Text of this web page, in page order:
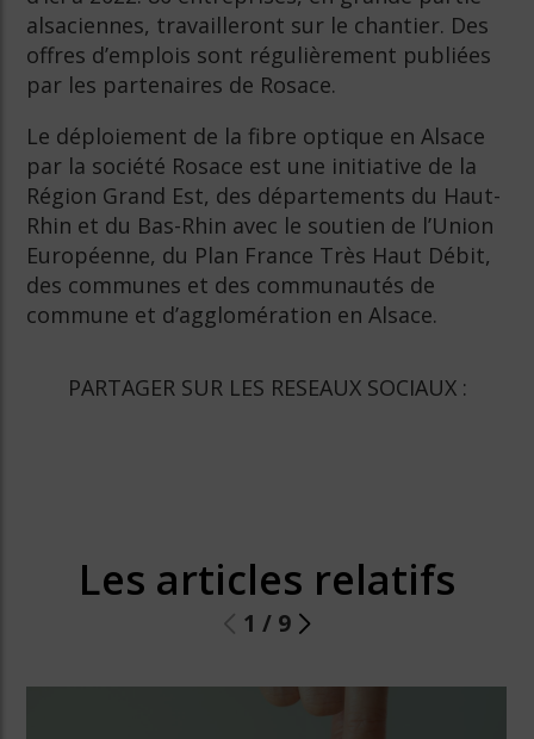
alsaciennes, travailleront sur le chantier. Des
offres d’emplois sont régulièrement publiées
par les partenaires de Rosace.
Le déploiement de la fibre optique en Alsace
par la société Rosace est une initiative de la
Région Grand Est, des départements du Haut-
Rhin et du Bas-Rhin avec le soutien de l’Union
Européenne, du Plan France Très Haut Débit,
des communes et des communautés de
commune et d’agglomération en Alsace.
PARTAGER SUR LES RESEAUX SOCIAUX :
Les articles relatifs
1 / 9